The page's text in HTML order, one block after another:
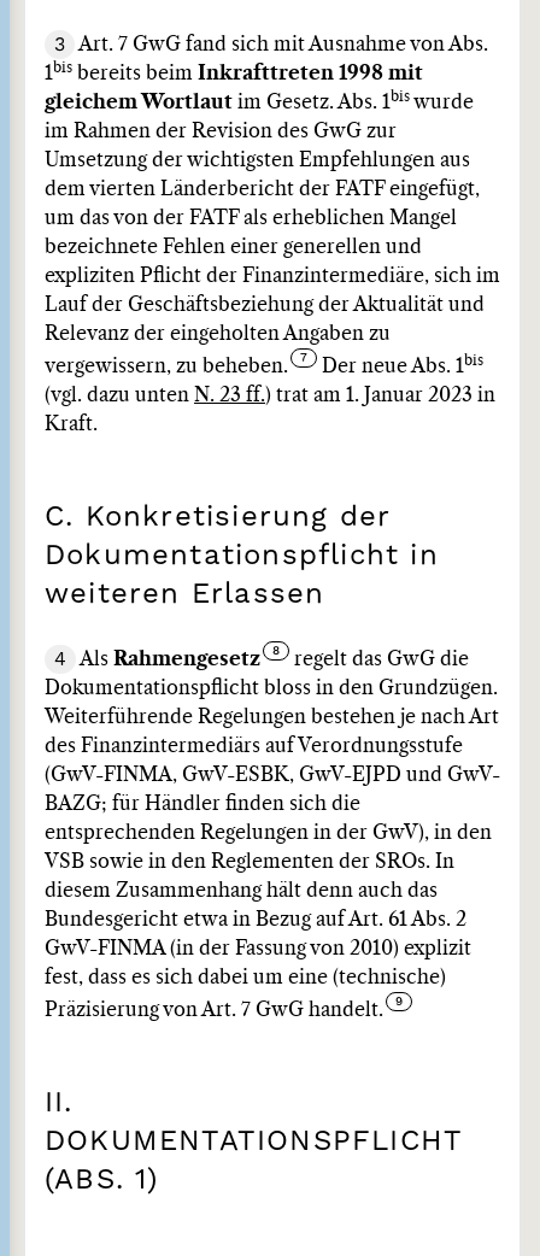
3
Art. 7 GwG fand sich mit Ausnahme von Abs.
1 bis bereits beim Inkrafttreten 1998 mit
gleichem Wortlaut im Gesetz. Abs. 1 bis wurde
im Rahmen der Revision des GwG zur
Umsetzung der wichtigsten Empfehlungen aus
dem vierten Länderbericht der FATF eingefügt,
um das von der FATF als erheblichen Mangel
bezeichnete Fehlen einer generellen und
expliziten Pflicht der Finanzintermediäre, sich im
Lauf der Geschäftsbeziehung der Aktualität und
Relevanz der eingeholten Angaben zu
vergewissern, zu beheben.
Der neue Abs. 1 bis
(vgl. dazu unten N. 23 ff.) trat am 1. Januar 2023 in
Kraft.
C. Konkretisierung der
Dokumentationspflicht in
weiteren Erlassen
4 Als Rahmengesetz
regelt das GwG die
Dokumentationspflicht bloss in den Grundzügen.
Weiterführende Regelungen bestehen je nach Art
des Finanzintermediärs auf Verordnungsstufe
(GwV-FINMA, GwV-ESBK, GwV-EJPD und GwV-
BAZG; für Händler finden sich die
entsprechenden Regelungen in der GwV), in den
VSB sowie in den Reglementen der SROs. In
diesem Zusammenhang hält denn auch das
Bundesgericht etwa in Bezug auf Art. 61 Abs. 2
GwV-FINMA (in der Fassung von 2010) explizit
fest, dass es sich dabei um eine (technische)
Präzisierung von Art. 7 GwG handelt.
II.
DOKUMENTATIONSPFLICHT
(ABS. 1)